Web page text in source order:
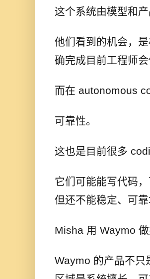
这个系统由模型和
他们看到的机会，
确完成目前工程师
而在 autonomous
可靠性。
这也是目前很多
它们可能能写代码
但还不能稳定、可
Misha 用 Waymo 做
Waymo 的产品不只